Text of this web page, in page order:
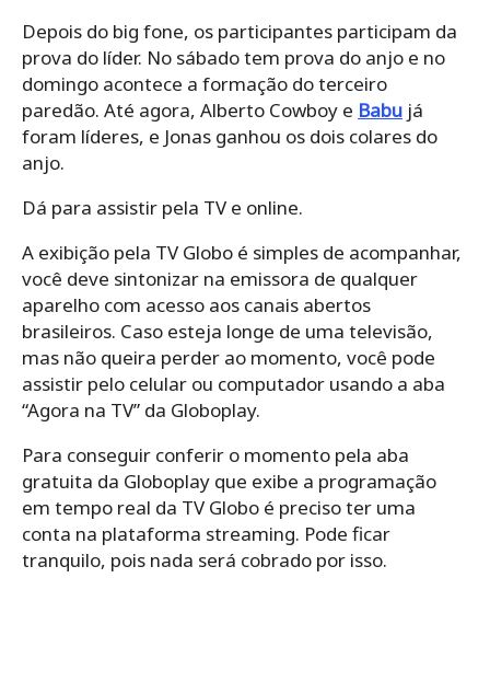
Depois do big fone, os participantes participam da
prova do líder. No sábado tem prova do anjo e no
domingo acontece a formação do terceiro
paredão. Até agora, Alberto Cowboy e Babu já
foram líderes, e Jonas ganhou os dois colares do
anjo.
Dá para assistir pela TV e online.
A exibição pela TV Globo é simples de acompanhar,
você deve sintonizar na emissora de qualquer
aparelho com acesso aos canais abertos
brasileiros. Caso esteja longe de uma televisão,
mas não queira perder ao momento, você pode
assistir pelo celular ou computador usando a aba
“Agora na TV” da Globoplay.
Para conseguir conferir o momento pela aba
gratuita da Globoplay que exibe a programação
em tempo real da TV Globo é preciso ter uma
conta na plataforma streaming. Pode ficar
tranquilo, pois nada será cobrado por isso.